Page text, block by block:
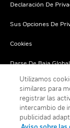
Declaración De
Sus Opciones De
Cookies
Darse De Baja Global
Utilizamos
similares para
registrar las
intercambio de
publicidad